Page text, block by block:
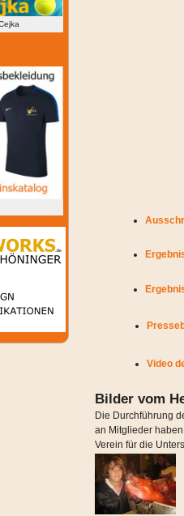
Video
Bilder vom
Die Durchführung
an Mitglieder
Verein für die